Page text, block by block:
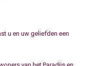
u en uw geliefden een